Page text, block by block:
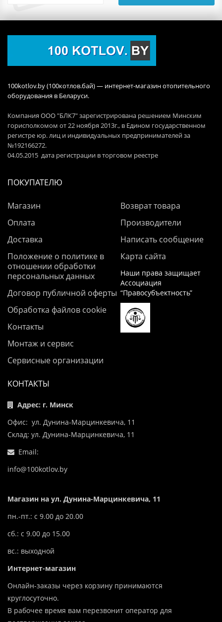
100kotlov.by (100котлов.бай) — интернет-магазин отопительного
оборудования в Беларуси.
Компания ООО "БЛК7" зарегистрирована решением Минским
горисполкомом от 22 ноября 2013г., в Едином государственном
регистре юр. лиц и индивидуальных предпринимателей за
№192166272.
04.05.2015 дата регистрации в торговом реестре
ПОКУПАТЕЛЮ
Магазин
Оплата
Доставка
Положение о политике в
отношении обработки
персональных данных
Договор публичной оферты
Обработка файлов cookie
Контакты
Монтаж и сервис
Сервисные организации
Возврат товара
Производители
Написать сообщение
Карта сайта
Наши права защищает
Ассоциация
“Правосубъектность”
КОНТАКТЫ
Адрес: г. Минск
Офис: ул. Дунина-Марцинкевича, 11
Склад: ул. Дунина-Марцинкевича, 11
Email:
info@100kotlov.by
Магазин на ул. Дунина-Марцинкевича, 11
пн.-пт.: с 9.00 до 20.00
сб.: с 9.00 до 15.00
вс.: выходной
Интернет-магазин
Онлайн-заказы через корзину принимаются
круглосуточно.
В рабочее время вам перезвонит оператор для